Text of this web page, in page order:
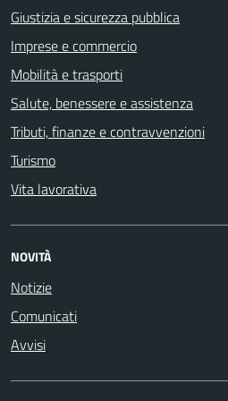
Giustizia e sicurezza pubblica
Imprese e commercio
Mobilità e trasporti
Salute, benessere e assistenza
Tributi, finanze e contravvenzioni
Turismo
Vita lavorativa
NOVITÀ
Notizie
Comunicati
Avvisi